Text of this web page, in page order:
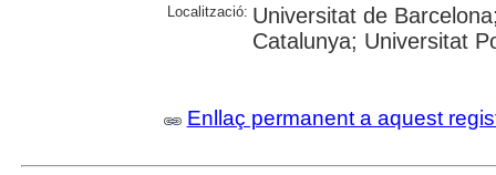
Localització: Universitat de
Catalunya; Universitat
Enllaç permanent a aquest